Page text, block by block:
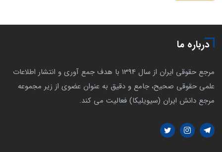
درباره ما
مرجع حقوقی ایران از سال 1394 با هدف جمع آوری و انتشار اطلاعات
علمی حقوقی صحیح، جامع و دقیق به عنوان عضوی از زیر مجموعه
مرجع دانش ایران (سیویلیکا) فعالیت می کند.